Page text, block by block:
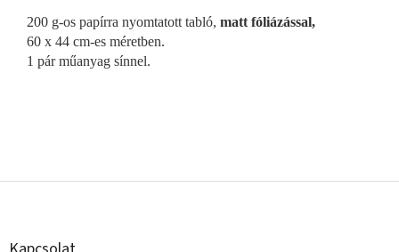
200 g-os papírra nyomtatott tabló, matt fóliázással,
60 x 44 cm-es méretben.
1 pár műanyag sínnel.
L